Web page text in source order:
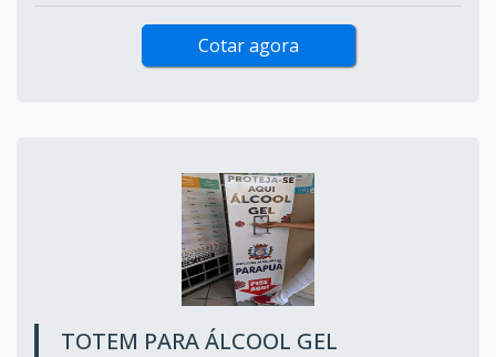
Cotar agora
TOTEM PARA ÁLCOOL GEL